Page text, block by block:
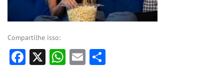
Compartilhe isso:
Facebook
X WhatsApp
Email